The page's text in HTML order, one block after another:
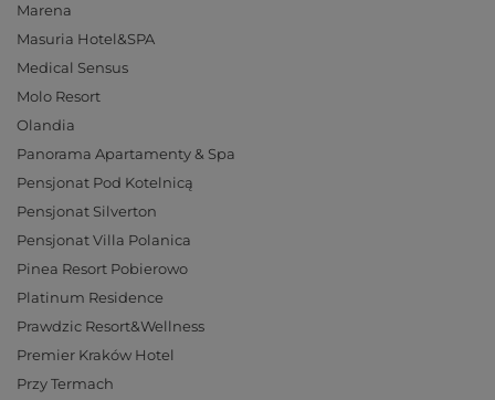
Marena
Masuria Hotel&SPA
Medical Sensus
Molo Resort
Olandia
Panorama Apartamenty & Spa
Pensjonat Pod Kotelnicą
Pensjonat Silverton
Pensjonat Villa Polanica
Pinea Resort Pobierowo
Platinum Residence
Prawdzic Resort&Wellness
Premier Kraków Hotel
Przy Termach